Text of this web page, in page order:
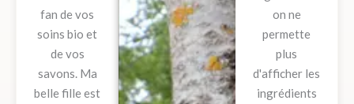
fan de vos
soins bio et
de vos
savons. Ma
belle fille est
on ne
permette
plus
d'afficher les
ingrédients